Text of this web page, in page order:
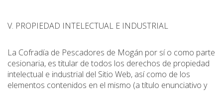
V. PROPIEDAD INTELECTUAL E INDUSTRIAL
La Cofradía de Pescadores de Mogán por sí o como parte
cesionaria, es titular de todos los derechos de propiedad
intelectual e industrial del Sitio Web, así como de los
elementos contenidos en el mismo (a título enunciativo y